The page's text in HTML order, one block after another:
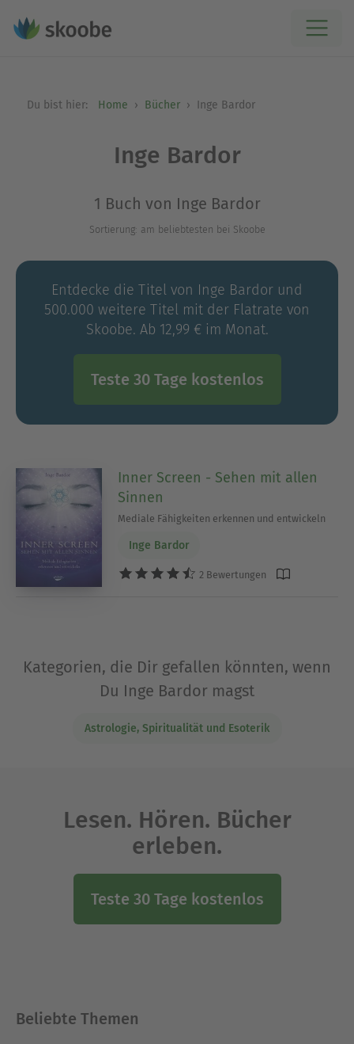
Du bist hier: Home Bücher Inge Bardor
Inge Bardor
1 Buch von Inge Bardor
Sortierung: am beliebtesten bei Skoobe
Entdecke die Titel von Inge Bardor und
500.000 weitere Titel mit der Flatrate von
Skoobe. Ab 12,99 € im Monat.
Teste 30 Tage kostenlos
Inner Screen - Sehen mit allen
Sinnen
Mediale Fähigkeiten erkennen und entwickeln
Inge Bardor
2 Bewertungen
Kategorien, die Dir gefallen könnten, wenn
Du Inge Bardor magst
Astrologie, Spiritualität und Esoterik
Lesen. Hören. Bücher
erleben.
Teste 30 Tage kostenlos
Beliebte Themen